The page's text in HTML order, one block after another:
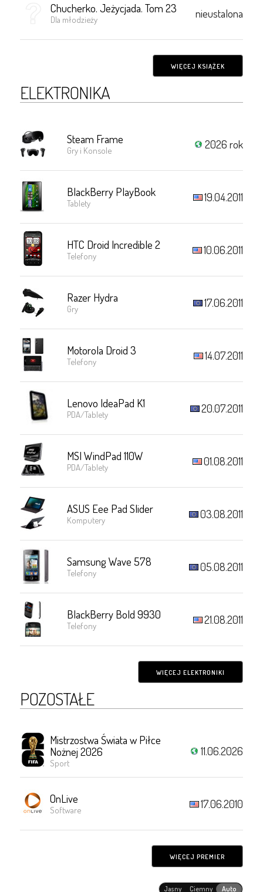
Chucherko. Jeżycjada. Tom 23
Dla młodzieży nieustalona
WIĘCEJ KSIĄŻEK
ELEKTRONIKA
Steam Frame
Gry i Konsole 2026 rok
BlackBerry PlayBook
Tablety 19.04.2011
HTC Droid Incredible 2
Telefony 10.06.2011
Razer Hydra
Gry 17.06.2011
Motorola Droid 3
Telefony 14.07.2011
Lenovo IdeaPad K1
PDA/Tablety 20.07.2011
MSI WindPad 110W
PDA/Tablety 01.08.2011
ASUS Eee Pad Slider
Komputery 03.08.2011
Samsung Wave 578
Telefony 05.08.2011
BlackBerry Bold 9930
Telefony 21.08.2011
WIĘCEJ ELEKTRONIKI
POZOSTAŁE
Mistrzostwa Świata w Piłce
Nożnej 2026
Sport
11.06.2026
OnLive
Software 17.06.2010
WIĘCEJ PREMIER
Jasny Ciemny Auto